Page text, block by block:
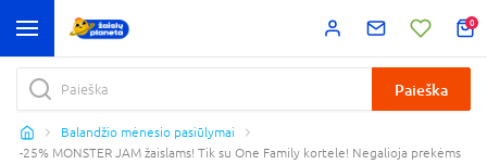
0
Paieška
Balandžio mėnesio pasiūlymai
-25% MONSTER JAM žaislams! Tik su One Family kortele! Negalioja prekėms